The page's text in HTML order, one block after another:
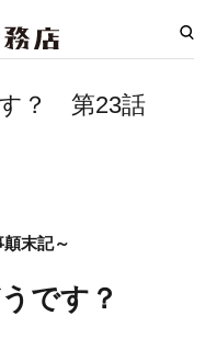
？ 第23話
末記～
です？